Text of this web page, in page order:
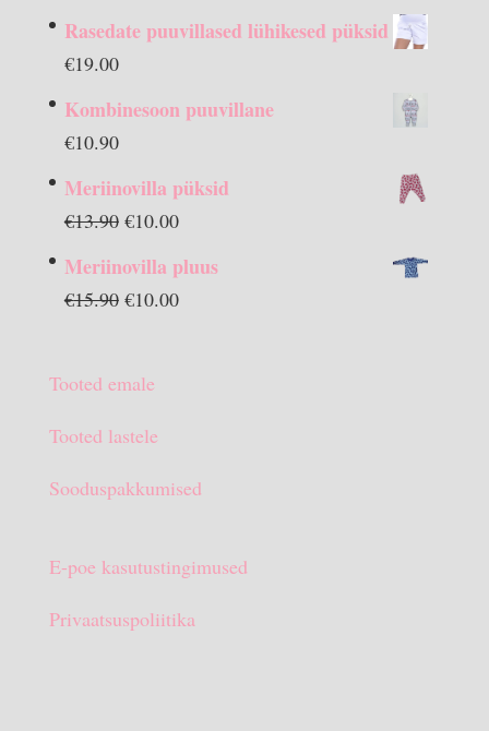
Rasedate puuvillased lühikesed püksid
€19.00
Kombinesoon puuvillane
€10.90
Meriinovilla püksid
€13.90 Algne
€10.00Praegune
on:
Meriinovilla pluus
€15.90 Algne
€15.90.
€10.00Praegune
Tooted emale
Tooted lastele
Sooduspakkumised
E-poe kasutustingimused
Privaatsuspoliitika